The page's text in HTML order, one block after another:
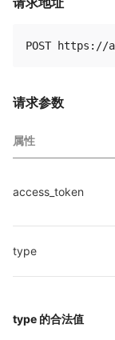
请求参数
属性
access_token
type
type 的合法值